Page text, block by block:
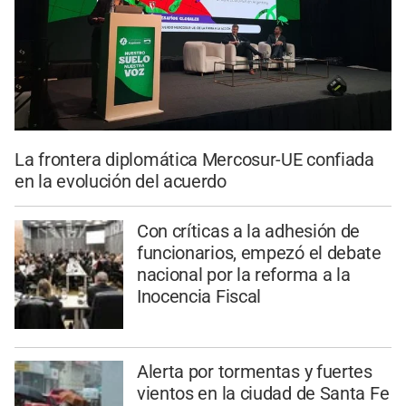
La frontera diplomática Mercosur-UE confiada
en la evolución del acuerdo
Con críticas a la adhesión de
funcionarios, empezó el debate
nacional por la reforma a la
Inocencia Fiscal
Alerta por tormentas y fuertes
vientos en la ciudad de Santa Fe